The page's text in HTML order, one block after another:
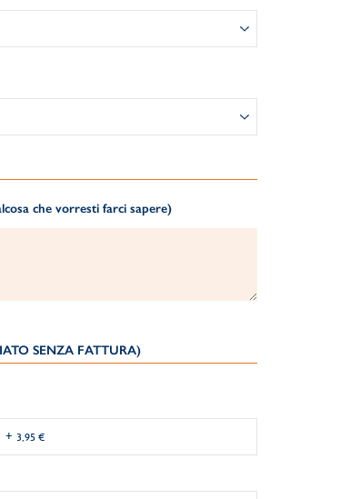
che vorresti farci sapere)
SENZA FATTURA)
+ 3,95 €